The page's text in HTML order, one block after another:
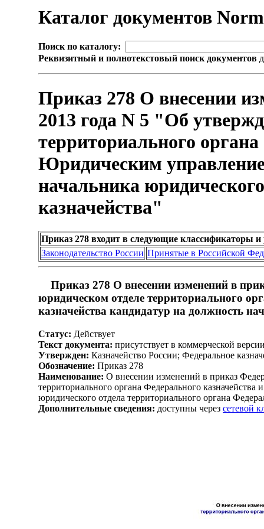
Каталог документов
Поиск по каталогу:
Реквизитный и полнотекстовый поиск документов
Приказ 278 О внесении
2013 года N 5 "Об
территориального
Юридическим
начальника
казначейства"
Приказ 278 входит в следующие классификаторы и
Законодательство России Принятые в Российской
Приказ 278 О внесении изменений в
юридическом отделе территориального
казначейства кандидатур на должность
Статус: Действует
Текст документа: присутствует в коммерческой
Утвержден: Казначейство России; Федеральное
Обозначение: Приказ 278
Наименование: О внесении изменений в приказ
территориального органа Федерального
юридического отдела территориального органа
Дополнительные сведения: доступны через сетевой